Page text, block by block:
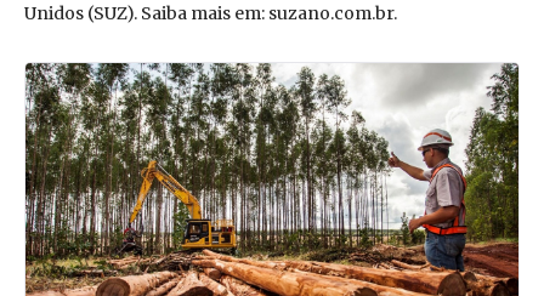
Unidos (SUZ). Saiba mais em: suzano.com.br.